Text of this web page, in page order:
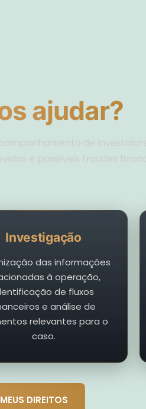
ajudar?
de
e possíveis fraudes
Investigação
das informações
à operação,
de fluxos
e análise de
relevantes para o
caso.
DIREITOS